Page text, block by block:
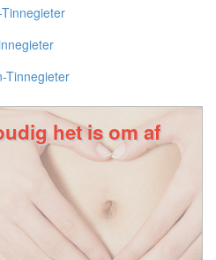
Tinnegieter
het is om af